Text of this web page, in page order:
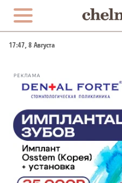
17:47, 8 Августа
РЕКЛАМА